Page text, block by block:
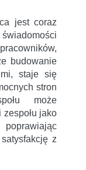
jest coraz
świadomości
budowanie
staje się
stron
może
jako
z